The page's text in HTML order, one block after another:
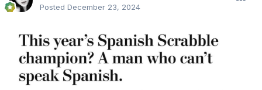
Posted December 23, 2024